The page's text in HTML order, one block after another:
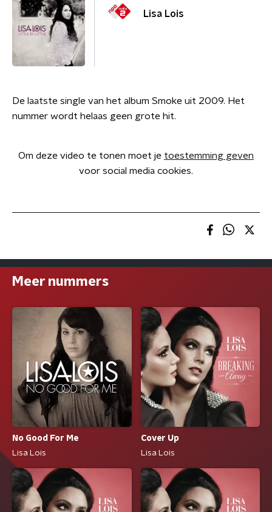
Lisa Lois
De laatste single van het album Smoke uit 2009. Het
nummer wordt helaas geen grote hit.
Om deze video te tonen moet je toestemming geven
voor social media cookies.
Meer nummers
No Good For Me
Lisa Lois
Cover Up
Lisa Lois